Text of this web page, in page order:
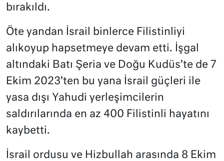
bırakıldı.
Öte yandan İsrail binlerce Filistinliyi
alıkoyup hapsetmeye devam etti. İşgal
altındaki Batı Şeria ve Doğu Kudüs’te de 7
Ekim 2023’ten bu yana İsrail güçleri ile
yasa dışı Yahudi yerleşimcilerin
saldırılarında en az 400 Filistinli hayatını
kaybetti.
İsrail ordusu ve Hizbullah arasında 8 Ekim